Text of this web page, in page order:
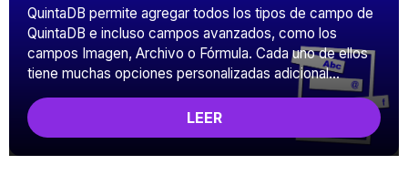
QuintaDB permite agregar todos los tipos de campo de
QuintaDB e incluso campos avanzados, como los
campos Imagen, Archivo o Fórmula. Cada uno de ellos
tiene muchas opciones personalizadas adicional...
LEER